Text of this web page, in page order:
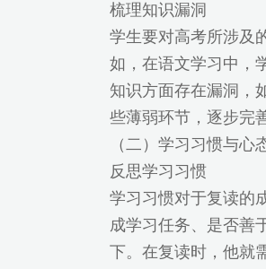
梳理知识漏洞
学生要对高考所涉及
如，在语文学习中，
知识方面存在漏洞，
些薄弱环节，逐步完
（二）学习习惯与心
反思学习习惯
学习习惯对于复读的
成学习任务、是否善
下。在复读时，他就